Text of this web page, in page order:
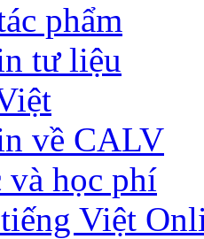
phẩm
tư liệu
về CALV
học phí
Việt